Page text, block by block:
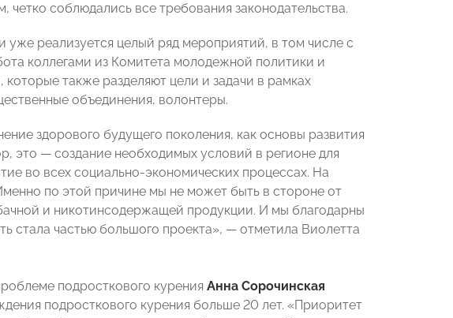
соблюдались все требования законодательства.
реализуется целый ряд мероприятий, в том числе с
коллегами из Комитета молодежной политики и
также разделяют цели и задачи в рамках
объединения, волонтеры.
здорового будущего поколения, как основы развития
это — создание необходимых условий в регионе для
во всех социально-экономических процессах. На
по этой причине мы не может быть в стороне от
и никотинсодержащей продукции. И мы благодарны
стала частью большого проекта», — отметила Виолетта
подросткового курения Анна Сорочинская
подросткового курения больше 20 лет. «Приоритет